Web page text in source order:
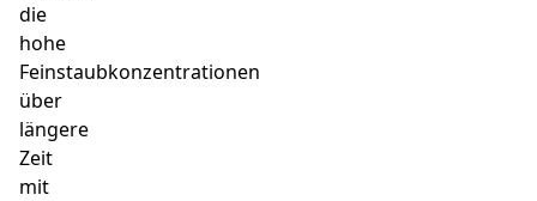
die
hohe
Feinstaubkonzentrationen
über
längere
Zeit
mit